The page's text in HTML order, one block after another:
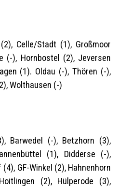
Celle/Stadt (1), Großmoor
(-), Hornbostel (2), Jeversen
(1). Oldau (-), Thören (-),
Wolthausen (-)
Barwedel (-), Betzhorn (3),
(1), Didderse (-),
GF-Winkel (2), Hahnenhorn
(2), Hülperode (3),